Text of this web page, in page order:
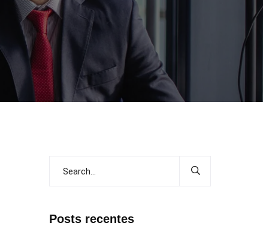
Posts recentes